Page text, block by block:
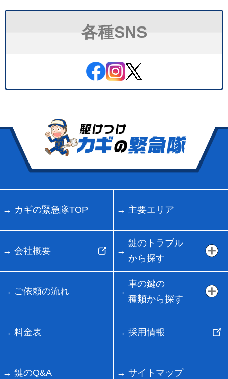
各種SNS
カギの緊急隊TOP 主要エリア
会社概要
鍵のトラブル
から探す
ご依頼の流れ
車の鍵の
種類から探す
料金表 採用情報
鍵のQ&A サイトマップ